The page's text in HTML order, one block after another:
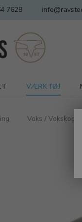
7628
VÆRKTØJ
Voks /